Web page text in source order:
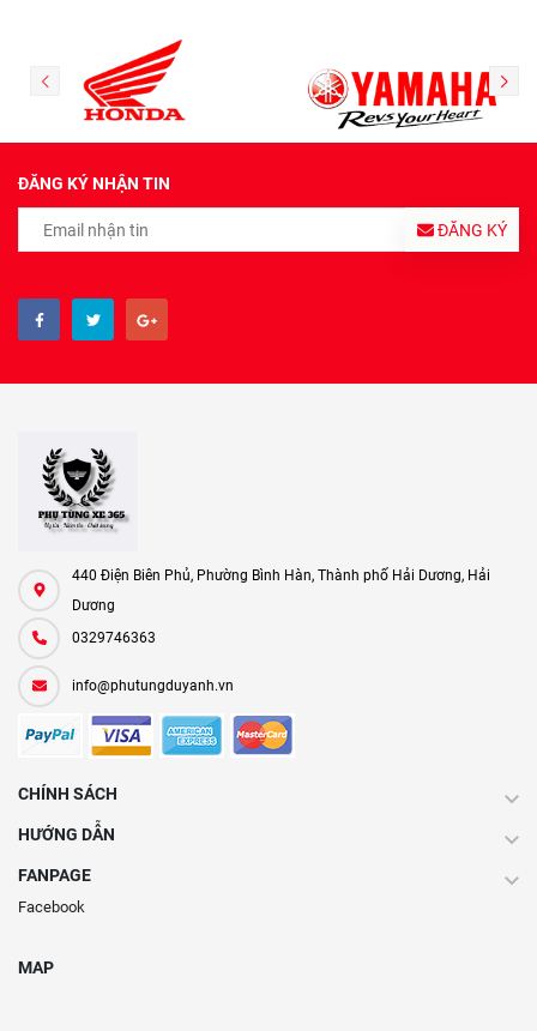
ĐĂNG KÝ NHẬN TIN
ĐĂNG KÝ
440 Điện Biên Phủ, Phường Bình Hàn, Thành phố Hải Dương, Hải
Dương
0329746363
info@phutungduyanh.vn
CHÍNH SÁCH
HƯỚNG DẪN
FANPAGE
Facebook
MAP